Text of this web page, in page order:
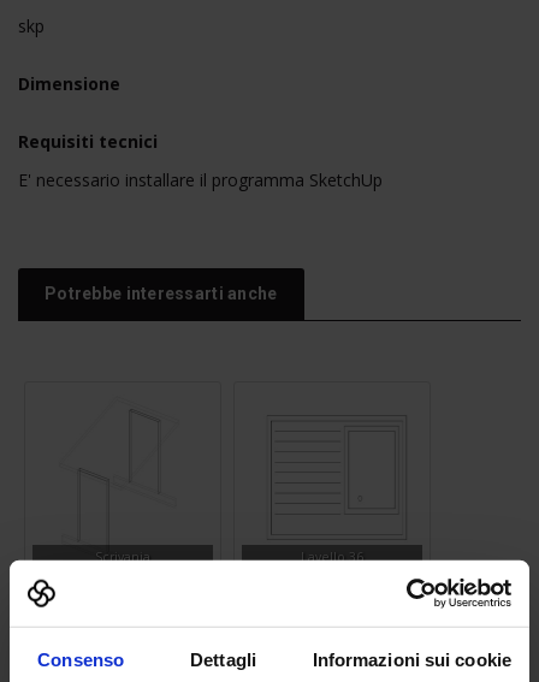
Consenso Dettagli Informazioni sui cookie
skp
Dimensione
Requisiti tecnici
E' necessario installare il programma SketchUp
Potrebbe interessarti anche
Scrivania Lavello 36